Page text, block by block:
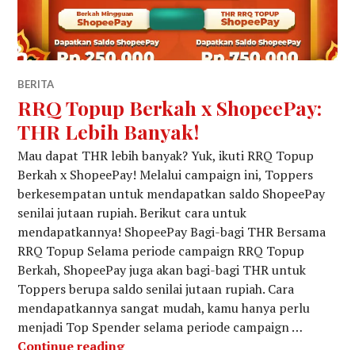
BERITA
RRQ Topup Berkah x ShopeePay:
THR Lebih Banyak!
Mau dapat THR lebih banyak? Yuk, ikuti RRQ Topup
Berkah x ShopeePay! Melalui campaign ini, Toppers
berkesempatan untuk mendapatkan saldo ShopeePay
senilai jutaan rupiah. Berikut cara untuk
mendapatkannya! ShopeePay Bagi-bagi THR Bersama
RRQ Topup Selama periode campaign RRQ Topup
Berkah, ShopeePay juga akan bagi-bagi THR untuk
Toppers berupa saldo senilai jutaan rupiah. Cara
mendapatkannya sangat mudah, kamu hanya perlu
menjadi Top Spender selama periode campaign …
Continue readingRRQ Topup Berkah x ShopeePay: